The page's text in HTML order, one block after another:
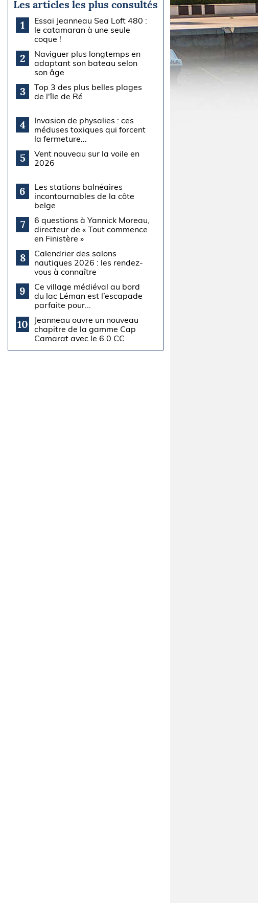
Les articles les plus consultés
1
Essai Jeanneau Sea Loft 480 :
le catamaran à une seule
coque !
2
Naviguer plus longtemps en
adaptant son bateau selon
son âge
3
Top 3 des plus belles plages
de l'île de Ré
4
Invasion de physalies : ces
méduses toxiques qui forcent
la fermeture...
5
Vent nouveau sur la voile en
2026
6
Les stations balnéaires
incontournables de la côte
belge
7
6 questions à Yannick Moreau,
directeur de « Tout commence
en Finistère »
8
Calendrier des salons
nautiques 2026 : les rendez-
vous à connaître
9
Ce village médiéval au bord
du lac Léman est l’escapade
parfaite pour...
10
Jeanneau ouvre un nouveau
chapitre de la gamme Cap
Camarat avec le 6.0 CC